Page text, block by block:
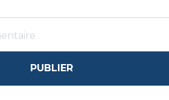
PUBLIER